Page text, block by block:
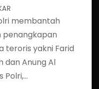
membantah
penangkapan
teroris yakni Farid
dan Anung Al
Polri,…